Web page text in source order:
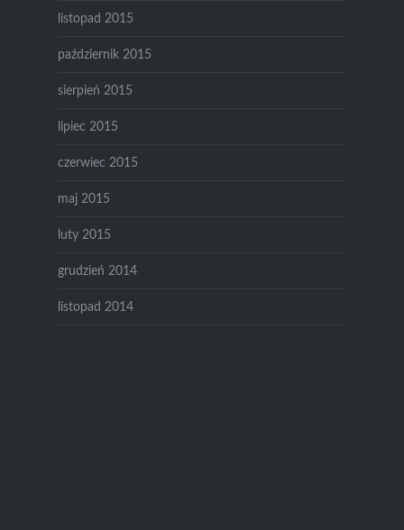
listopad 2015
październik 2015
sierpień 2015
lipiec 2015
czerwiec 2015
maj 2015
luty 2015
grudzień 2014
listopad 2014